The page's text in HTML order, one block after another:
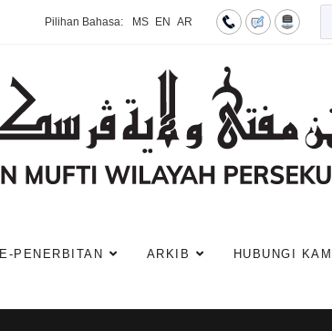
Pilihan Bahasa: MS EN AR
E-PENERBITAN ARKIB HUBUNGI KAMI